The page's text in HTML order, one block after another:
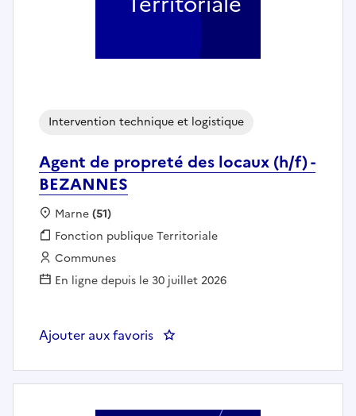
Agent de propreté des locaux (h/f) -
BEZANNES
Intervention technique et logistique
Localisation :
Marne(51)
Fonction publique :
Fonction publique Territoriale
Employeur :
Communes
En ligne depuis le 30 juillet 2026
Ajouter aux favoris : Agent de propreté des locaux